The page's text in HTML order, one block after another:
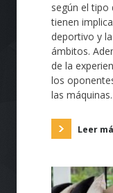
según el tipo
tienen
deportivo y
ámbitos.
de la
los
las máquinas.
Leer